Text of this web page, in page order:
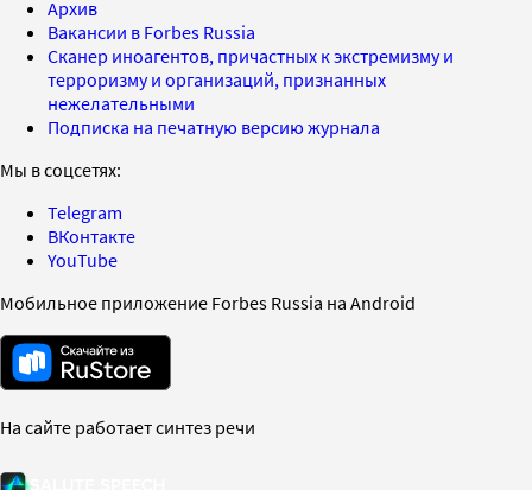
Архив
Вакансии в Forbes Russia
Сканер иноагентов, причастных к экстремизму и
терроризму и организаций, признанных
нежелательными
Подписка на печатную версию журнала
Мы в соцсетях:
Telegram
ВКонтакте
YouTube
Мобильное приложение Forbes Russia на Android
На сайте работает синтез речи